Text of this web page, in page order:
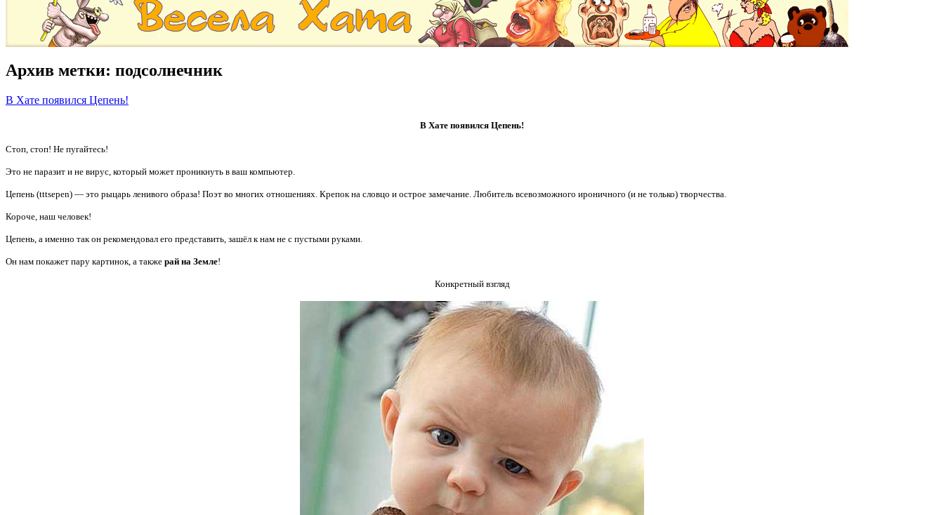
Архив метки: подсолнечник
В Хате появился Цепень!
В Хате появился Цепень!
Стоп, стоп! Не пугайтесь!
Это не паразит и не вирус, который может проникнуть в ваш компьютер.
Цепень (tttsepen) — это рыцарь ленивого образа! Поэт во многих отношениях. Крепок на словцо и острое замечание. Любитель всевозможного ироничного (и не только) творчества.
Короче, наш человек!
Цепень, а именно так он рекомендовал его представить, зашёл к нам не с пустыми руками.
Он нам покажет пару картинок, а также рай на Земле!
Конкретный взгляд